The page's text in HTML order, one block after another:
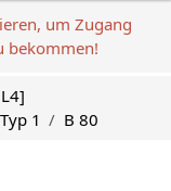
um Zugang
bekommen!
1 B 80